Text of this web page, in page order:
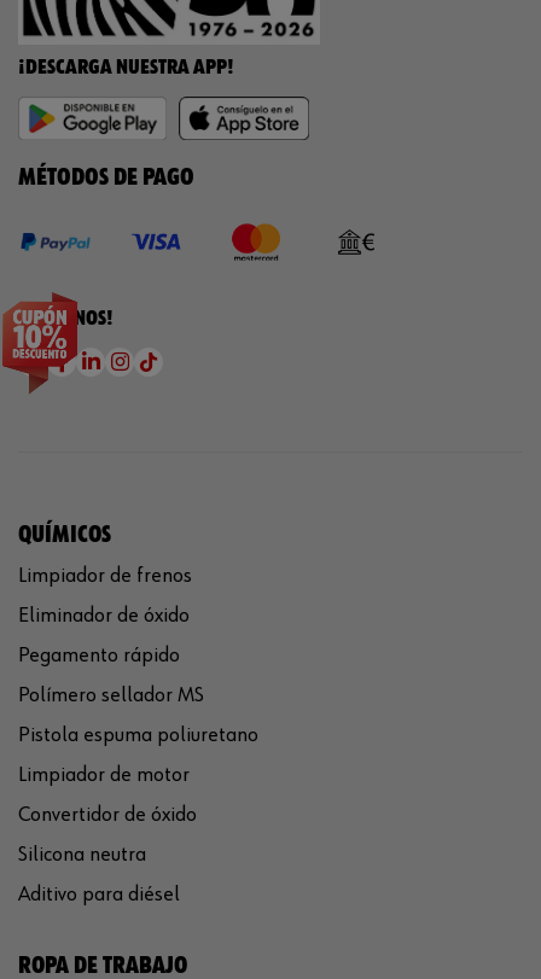
¡DESCARGA NUESTRA APP!
MÉTODOS DE PAGO
¡SÍGUENOS!
QUÍMICOS
Limpiador de frenos
Eliminador de óxido
Pegamento rápido
Polímero sellador MS
Pistola espuma poliuretano
Limpiador de motor
Convertidor de óxido
Silicona neutra
Aditivo para diésel
ROPA DE TRABAJO